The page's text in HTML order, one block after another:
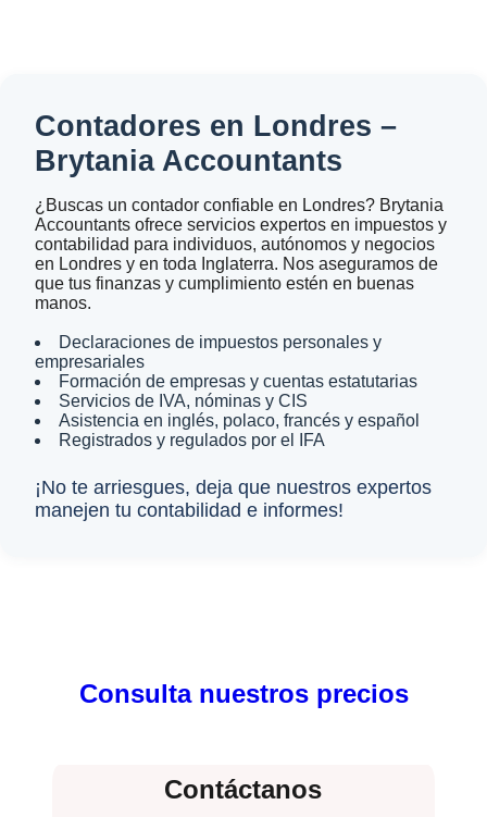
Contadores en Londres –
Brytania Accountants
¿Buscas un contador confiable en Londres? Brytania
Accountants ofrece servicios expertos en impuestos y
contabilidad para individuos, autónomos y negocios
en Londres y en toda Inglaterra. Nos aseguramos de
que tus finanzas y cumplimiento estén en buenas
manos.
Declaraciones de impuestos personales y
empresariales
Formación de empresas y cuentas estatutarias
Servicios de IVA, nóminas y CIS
Asistencia en inglés, polaco, francés y español
Registrados y regulados por el IFA
¡No te arriesgues, deja que nuestros expertos
manejen tu contabilidad e informes!
Consulta nuestros precios
Contáctanos